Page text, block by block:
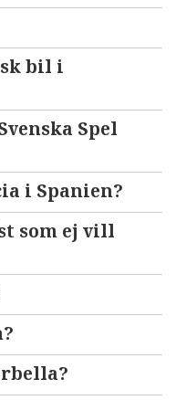
bil i
Spel
i Spanien?
som ej vill